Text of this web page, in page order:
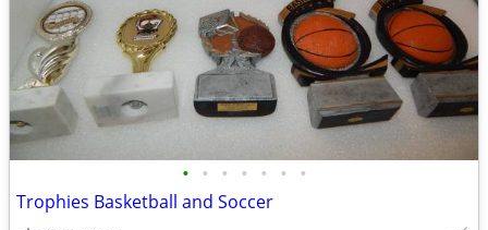
• • • • • • •
Trophies Basketball and Soccer